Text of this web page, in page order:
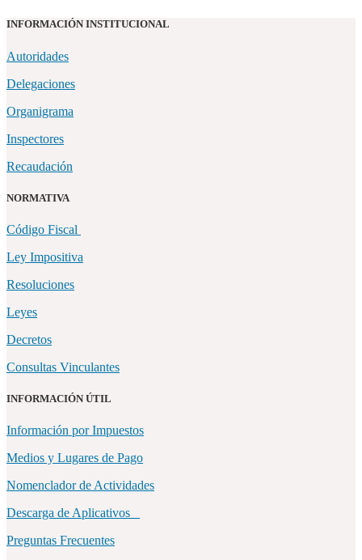
INFORMACIÓN INSTITUCIONAL
Autoridades
Delegaciones
Organigrama
Inspectores
Recaudación
NORMATIVA
Código Fiscal
Ley Impositiva
Resoluciones
Leyes
Decretos
Consultas Vinculantes
INFORMACIÓN ÚTIL
Información por Impuestos
Medios y Lugares de Pago
Nomenclador de Actividades
Descarga de Aplicativos
Preguntas Frecuentes